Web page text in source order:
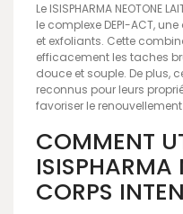
Le ISISPHARMA NEOTONE
le complexe DEPI-ACT,
et exfoliants. Cette
efficacement les taches
douce et souple. De plus,
reconnus pour leurs
favoriser le
COMMENT
ISISPHARMA
CORPS